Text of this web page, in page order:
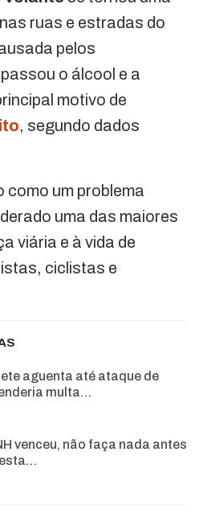
ruas e estradas do
pelos
o álcool e a
motivo de
, segundo dados
como um problema
uma das maiores
viária e à vida de
ciclistas e
aguenta até ataque de
multa…
venceu, não faça nada antes